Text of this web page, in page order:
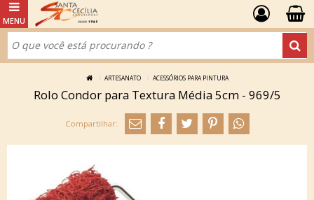
ARTESANATO ACESSÓRIOS PARA PINTURA
Rolo Condor para Textura Média 5cm - 969/5